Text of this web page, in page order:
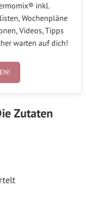
inkl.
Wochenpläne
Videos, Tipps
warten auf dich!
Zutaten